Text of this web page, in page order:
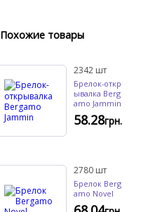
Похожие товары
2342 шт
Брелок-откр
ывалка Berg
amo Jammin
58.28грн.
2780 шт
Брелок Berg
amo Novel